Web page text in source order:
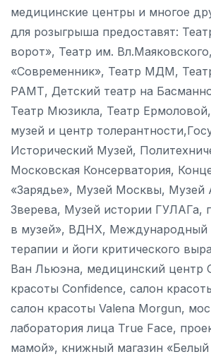
медицинские центры и многое
для розыгрыша предоставят:
ворот», Театр им.
«Современник», Театр МДМ,
РАМТ, Детский театр на
Театр Мюзикла, Театр
музей и центр
Исторический Музей,
Московская Консерватория,
«Зарядье», Музей Москвы, Музей
Зверева, Музей истории ГУЛАГа,
в музей», ВДНХ, Международный
терапии и йоги критического
Ван Льюэна, медицинский центр
красоты Confidence, салон
салон красоты Valena Morgun,
лаборатория лица True Face,
мамой», книжный магазин